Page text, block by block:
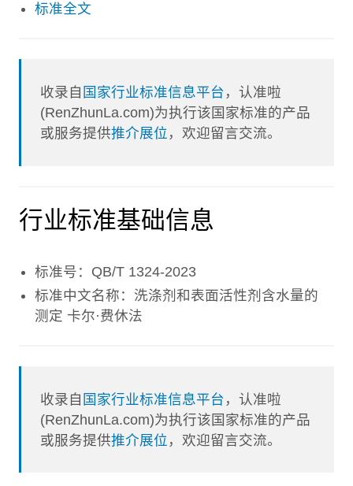
标准全文
收录自 国家行业标准信息平台 ，认准啦
(RenZhunLa.com)为执行该国家标准的产品
或服务提供推介展位 ，欢迎留言交流。
行业标准基础信息
标准号：QB/T 1324-2023
标准中文名称：洗涤剂和表面活性剂含水量的
测定 卡尔·费休法
收录自 国家行业标准信息平台 ，认准啦
(RenZhunLa.com)为执行该国家标准的产品
或服务提供推介展位 ，欢迎留言交流。